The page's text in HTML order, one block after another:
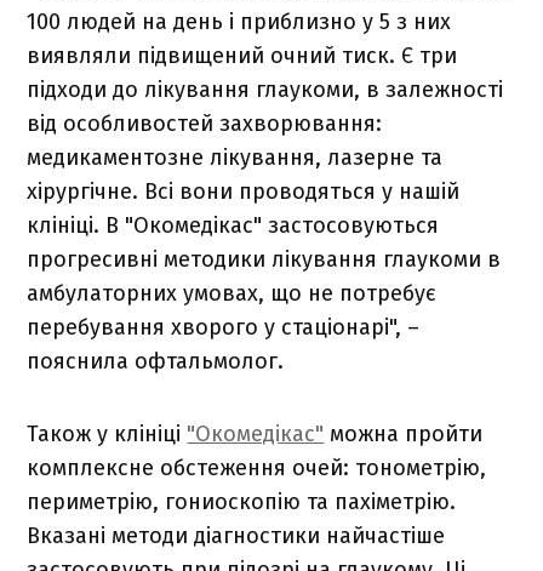
100 людей на день і приблизно у 5 з них
виявляли підвищений очний тиск. Є три
підходи до лікування глаукоми, в залежності
від особливостей захворювання:
медикаментозне лікування, лазерне та
хірургічне. Всі вони проводяться у нашій
клініці. В "Окомедікас" застосовуються
прогресивні методики лікування глаукоми в
амбулаторних умовах, що не потребує
перебування хворого у стаціонарі", –
пояснила офтальмолог.
Також у клініці "Окомедікас" можна пройти
комплексне обстеження очей: тонометрію,
периметрію, гониоскопію та пахіметрію.
Вказані методи діагностики найчастіше